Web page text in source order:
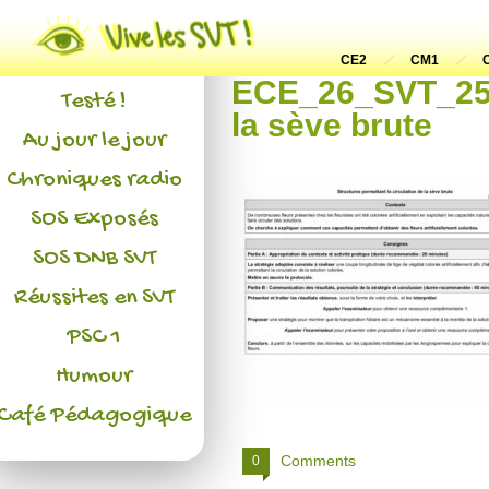
CE2 CM1
la sève brute
0 Comments
Actualités
L'association
Testé !
Au jour le jour
Chroniques radio
SOS Exposés
SOS DNB SVT
Réussites en SVT
PSC 1
Humour
Pédagogique